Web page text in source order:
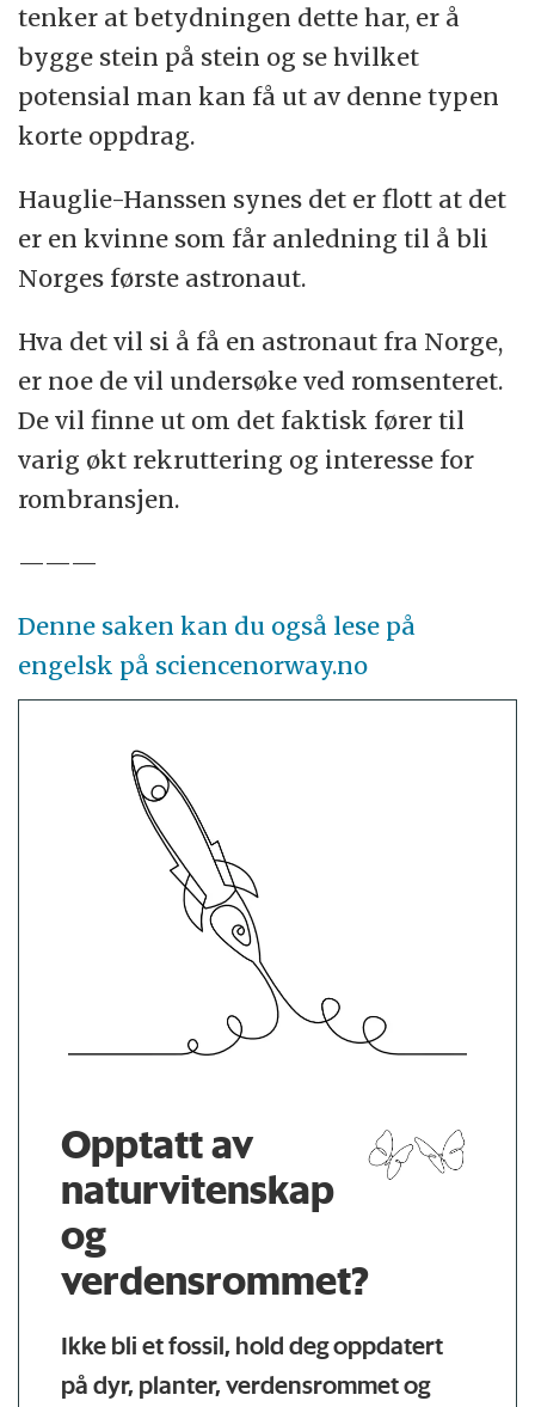
tenker at betydningen dette har, er å
bygge stein på stein og se hvilket
potensial man kan få ut av denne typen
korte oppdrag.
Hauglie-Hanssen synes det er flott at det
er en kvinne som får anledning til å bli
Norges første astronaut.
Hva det vil si å få en astronaut fra Norge,
er noe de vil undersøke ved romsenteret.
De vil finne ut om det faktisk fører til
varig økt rekruttering og interesse for
rombransjen.
———
Denne saken kan du også lese på
engelsk på sciencenorway.no
Opptatt av
naturvitenskap
og
verdensrommet?
Ikke bli et fossil, hold deg oppdatert
på dyr, planter, verdensrommet og